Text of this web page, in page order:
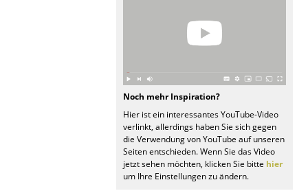
Nachttische & BettzubehörNoch mehr Inspiration?
Hier ist ein interessantes YouTube-Video
verlinkt, allerdings haben Sie sich gegen
die Verwendung von YouTube auf unseren
Seiten entschieden. Wenn Sie das Video
jetzt sehen möchten, klicken Sie bitte hier
um Ihre Einstellungen zu ändern.